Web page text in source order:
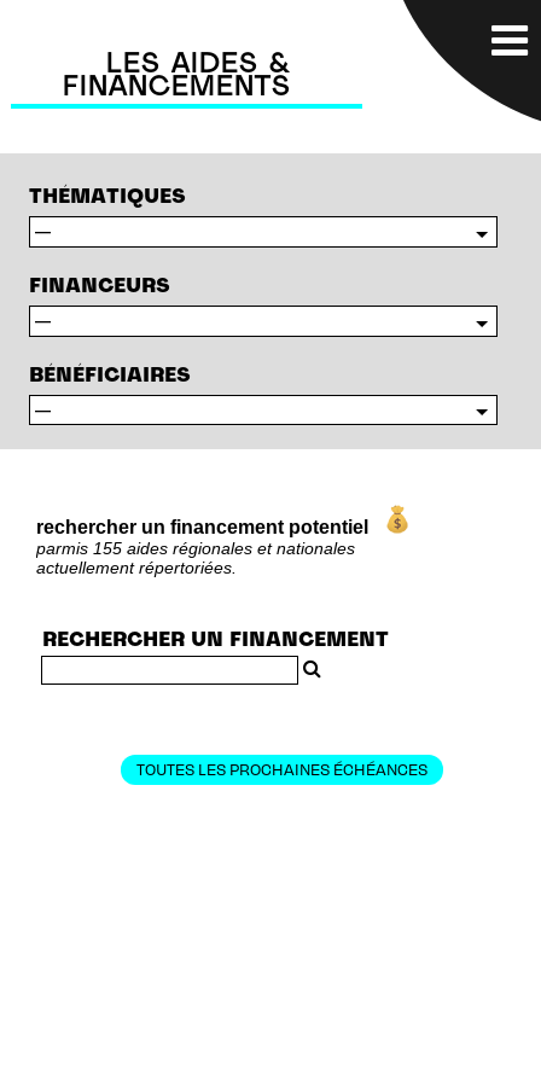
LES AIDES &
FINANCEMENTS
THÉMATIQUES
FINANCEURS
BÉNÉFICIAIRES
rechercher un financement potentiel
parmis 155 aides régionales et nationales
actuellement répertoriées.
RECHERCHER UN FINANCEMENT
TOUTES LES PROCHAINES ÉCHÉANCES